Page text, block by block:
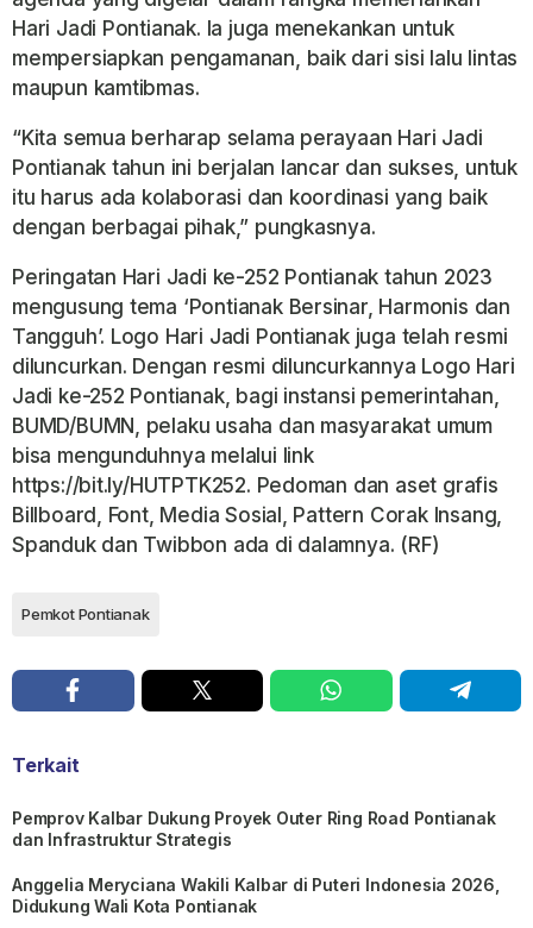
Hari Jadi Pontianak. Ia juga menekankan untuk
mempersiapkan pengamanan, baik dari sisi lalu lintas
maupun kamtibmas.
“Kita semua berharap selama perayaan Hari Jadi
Pontianak tahun ini berjalan lancar dan sukses, untuk
itu harus ada kolaborasi dan koordinasi yang baik
dengan berbagai pihak,” pungkasnya.
Peringatan Hari Jadi ke-252 Pontianak tahun 2023
mengusung tema ‘Pontianak Bersinar, Harmonis dan
Tangguh’. Logo Hari Jadi Pontianak juga telah resmi
diluncurkan. Dengan resmi diluncurkannya Logo Hari
Jadi ke-252 Pontianak, bagi instansi pemerintahan,
BUMD/BUMN, pelaku usaha dan masyarakat umum
bisa mengunduhnya melalui link
https://bit.ly/HUTPTK252. Pedoman dan aset grafis
Billboard, Font, Media Sosial, Pattern Corak Insang,
Spanduk dan Twibbon ada di dalamnya. (RF)
Pemkot Pontianak
Terkait
Pemprov Kalbar Dukung Proyek Outer Ring Road Pontianak
dan Infrastruktur Strategis
Anggelia Meryciana Wakili Kalbar di Puteri Indonesia 2026,
Didukung Wali Kota Pontianak